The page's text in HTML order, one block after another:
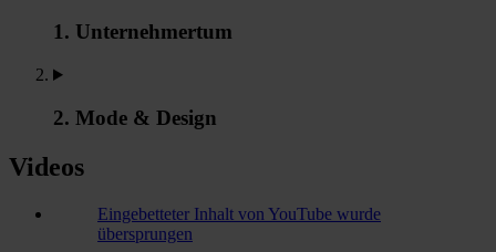
1. Unternehmertum
2. Mode & Design
Videos
Eingebetteter Inhalt von YouTube wurde
übersprungen